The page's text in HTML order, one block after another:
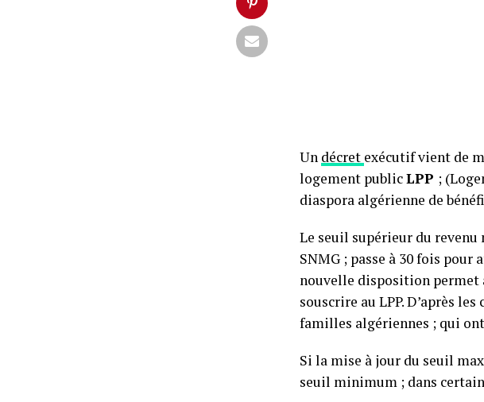
Un décret exécutif vient de
logement publicLPP ;
diaspora algérienne de
Le seuil supérieur du revenu
SNMG ; passe à 30 fois pour
nouvelle disposition permet
souscrire au LPP. D’après
familles algériennes ; qui
Si la mise à jour du seuil
seuil minimum ; dans